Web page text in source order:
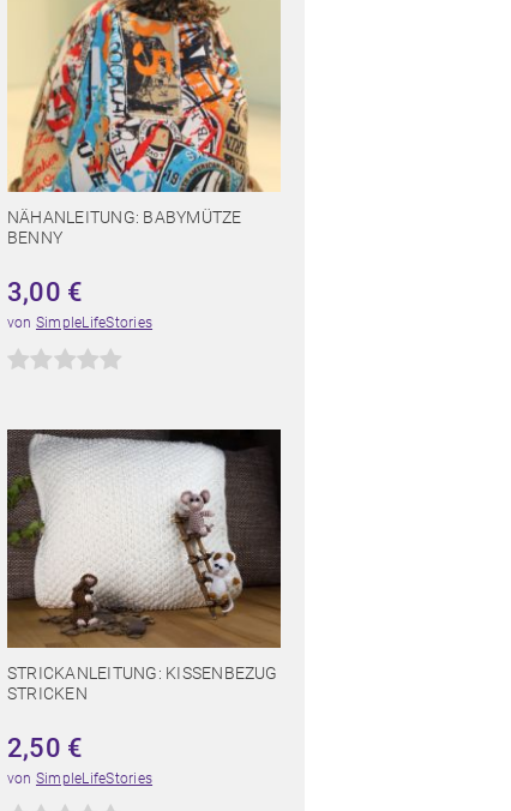
NÄHANLEITUNG: BABYMÜTZE
BENNY
3,00 €
von SimpleLifeStories
STRICKANLEITUNG: KISSENBEZUG
STRICKEN
2,50 €
von SimpleLifeStories